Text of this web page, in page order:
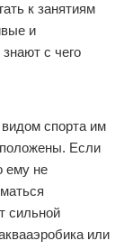
к занятиям
и
с чего
спорта им
Если
ему не
сильной
или